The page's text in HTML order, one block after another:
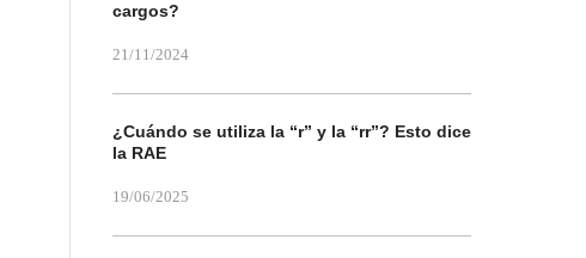
cargos?
21/11/2024
¿Cuándo se utiliza la “r” y la “rr”? Esto dice
la RAE
19/06/2025